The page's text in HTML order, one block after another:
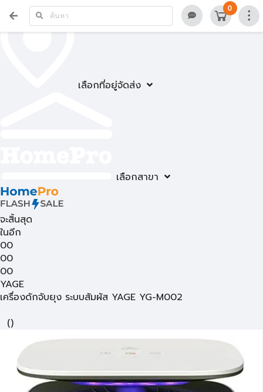
เลือกที่อยู่จัดส่ง
เลือกสาขา
0
จะสิ้นสุด
ในอีก
00
00
00
YAGE
เครื่องดักจับยุง ระบบสัมผัส YAGE YG-M002
()